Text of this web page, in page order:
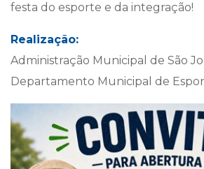
festa do esporte e da integração!
Realização:
Administração Municipal de São
Departamento Municipal de